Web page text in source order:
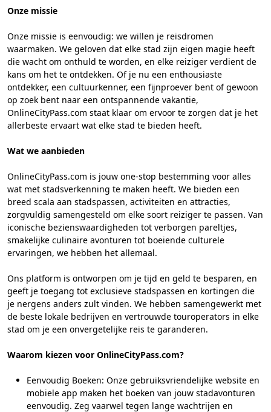
Onze missie
Onze missie is eenvoudig: we willen je reisdromen
waarmaken. We geloven dat elke stad zijn eigen magie heeft
die wacht om onthuld te worden, en elke reiziger verdient de
kans om het te ontdekken. Of je nu een enthousiaste
ontdekker, een cultuurkenner, een fijnproever bent of gewoon
op zoek bent naar een ontspannende vakantie,
OnlineCityPass.com staat klaar om ervoor te zorgen dat je het
allerbeste ervaart wat elke stad te bieden heeft.
Wat we aanbieden
OnlineCityPass.com is jouw one-stop bestemming voor alles
wat met stadsverkenning te maken heeft. We bieden een
breed scala aan stadspassen, activiteiten en attracties,
zorgvuldig samengesteld om elke soort reiziger te passen. Van
iconische bezienswaardigheden tot verborgen pareltjes,
smakelijke culinaire avonturen tot boeiende culturele
ervaringen, we hebben het allemaal.
Ons platform is ontworpen om je tijd en geld te besparen, en
geeft je toegang tot exclusieve stadspassen en kortingen die
je nergens anders zult vinden. We hebben samengewerkt met
de beste lokale bedrijven en vertrouwde touroperators in elke
stad om je een onvergetelijke reis te garanderen.
Waarom kiezen voor OnlineCityPass.com?
Eenvoudig Boeken: Onze gebruiksvriendelijke website en
mobiele app maken het boeken van jouw stadavonturen
eenvoudig. Zeg vaarwel tegen lange wachtrijen en